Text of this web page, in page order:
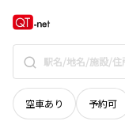
空車あり 予約可
長野県